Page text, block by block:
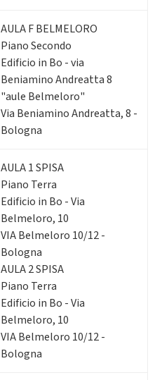
AULA F BELMELORO
Piano Secondo
Edificio in Bo - via
Beniamino Andreatta 8
"aule Belmeloro"
Via Beniamino Andreatta, 8 -
Bologna
AULA 1 SPISA
Piano Terra
Edificio in Bo - Via
Belmeloro, 10
VIA Belmeloro 10/12 -
Bologna
AULA 2 SPISA
Piano Terra
Edificio in Bo - Via
Belmeloro, 10
VIA Belmeloro 10/12 -
Bologna